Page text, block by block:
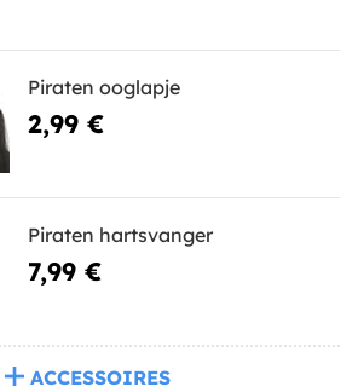
Piraten ooglapje
2,99 €
Piraten hartsvanger
7,99 €
ACCESSOIRES